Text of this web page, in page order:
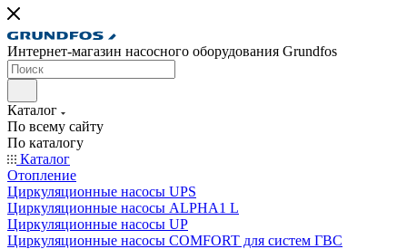
Интернет-магазин насосного оборудования Grundfos
Каталог
По всему сайту
По каталогу
Каталог
Отопление
Циркуляционные насосы UPS
Циркуляционные насосы ALPHA1 L
Циркуляционные насосы UP
Циркуляционные насосы COMFORT для систем ГВС